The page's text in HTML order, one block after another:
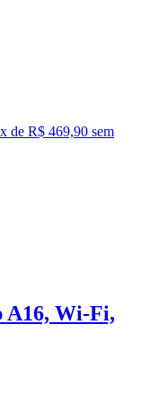
x de R$ 469,90 sem
A16, Wi-Fi,